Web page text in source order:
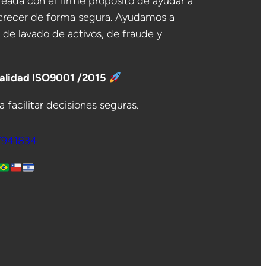
de forma segura. Ayudamos a
lavado de activos, de fraude y
ISO9001 /2015
facilitar decisiones seguras.